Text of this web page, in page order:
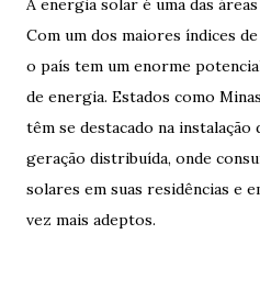
Com um dos maiores índices
o país tem um enorme
de energia. Estados como
têm se destacado na instalação
geração distribuída, onde
solares em suas residências e
vez mais adeptos.